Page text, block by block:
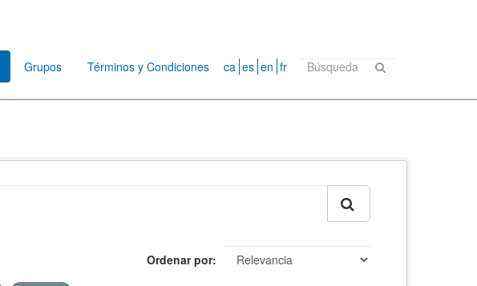
Grupos Términos y Condiciones ca es en fr
Ordenar por